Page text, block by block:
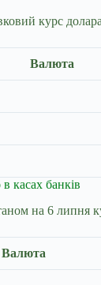
курс
Валюта
касах банків
на 6 липня